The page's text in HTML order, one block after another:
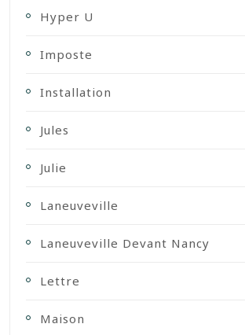
Hyper U
Imposte
Installation
Jules
Julie
Laneuveville
Laneuveville Devant Nancy
Lettre
Maison